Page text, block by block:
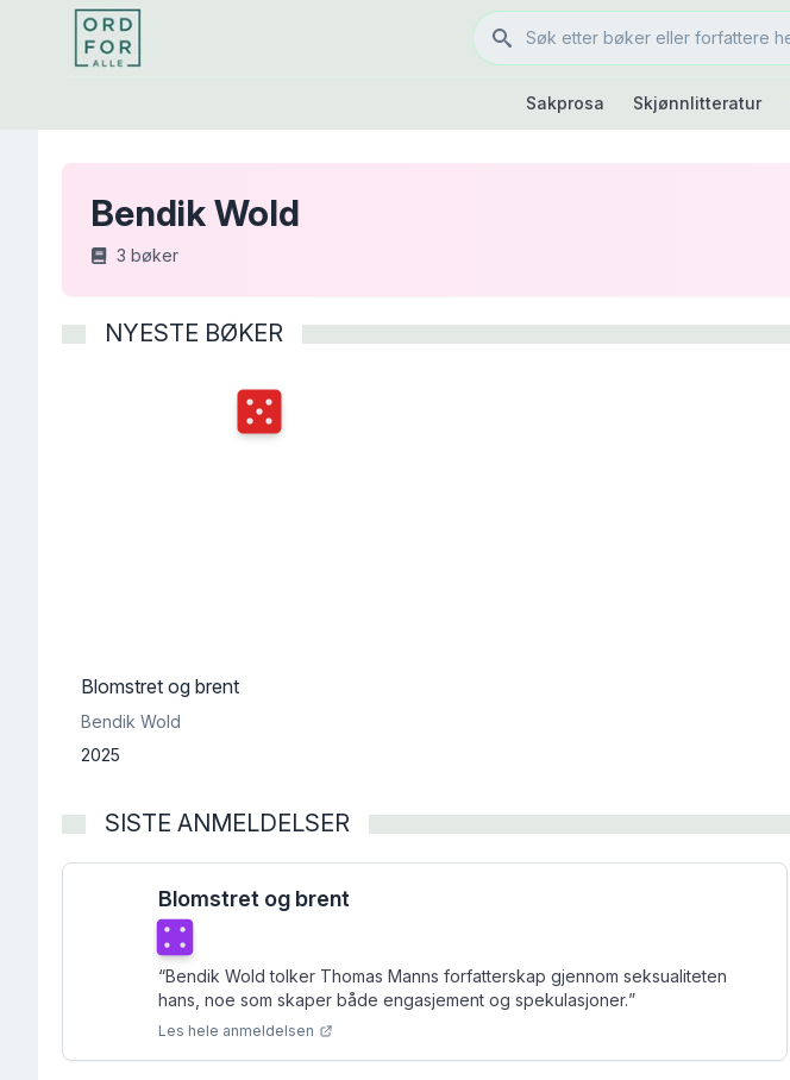
Sakprosa Skjønnlitteratur
Bendik Wold
3 bøker
NYESTE BØKER
Terningkast
Blomstret og brent
Bendik Wold
2025
SISTE ANMELDELSER
Blomstret og brent
Terningkast
“Bendik Wold tolker Thomas Manns forfatterskap gjennom seksualiteten
hans, noe som skaper både engasjement og spekulasjoner.”
Les hele anmeldelsen